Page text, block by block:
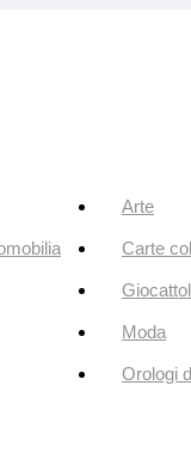
Arte
Carte
Moda
Orologi